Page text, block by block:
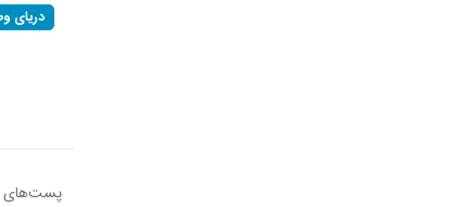
دریای
پست‌‌های 100